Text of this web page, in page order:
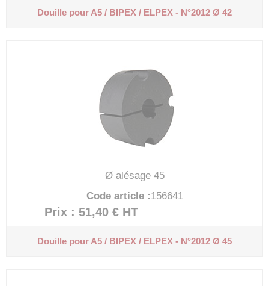
Douille pour A5 / BIPEX / ELPEX - N°2012 Ø 42
Ø alésage 45
Code article :156641
Prix : 51,40 € HT
Douille pour A5 / BIPEX / ELPEX - N°2012 Ø 45